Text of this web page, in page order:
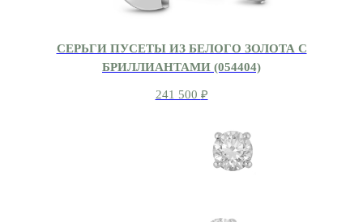
СЕРЬГИ ПУСЕТЫ ИЗ БЕЛОГО ЗОЛОТА С
БРИЛЛИАНТАМИ (054404)
241 500 ₽